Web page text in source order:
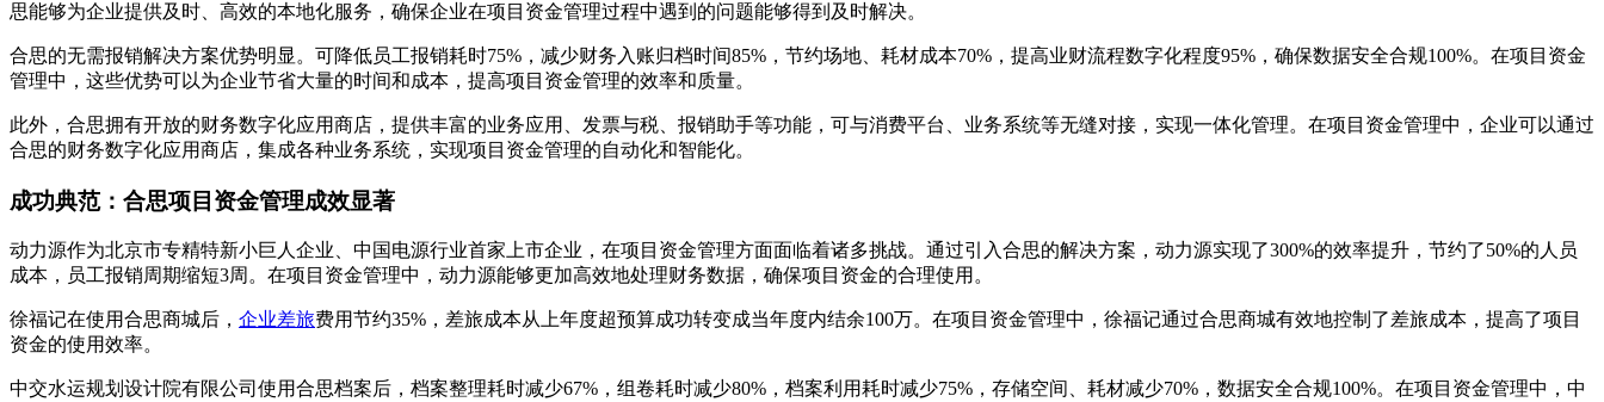
思能够为企业提供及时、高效的本地化服务，确保企业在项目资金管理过程中遇到的问题能够得到及时解决。
合思的无需报销解决方案优势明显。可降低员工报销耗时75%，减少财务入账归档时间85%，节约场地、耗材成本70%，提高业财流程数字化程度95%，确保数据安全合规100%。在项目资金
管理中，这些优势可以为企业节省大量的时间和成本，提高项目资金管理的效率和质量。
此外，合思拥有开放的财务数字化应用商店，提供丰富的业务应用、发票与税、报销助手等功能，可与消费平台、业务系统等无缝对接，实现一体化管理。在项目资金管理中，企业可以通过
合思的财务数字化应用商店，集成各种业务系统，实现项目资金管理的自动化和智能化。
成功典范：合思项目资金管理成效显著
动力源作为北京市专精特新小巨人企业、中国电源行业首家上市企业，在项目资金管理方面面临着诸多挑战。通过引入合思的解决方案，动力源实现了300%的效率提升，节约了50%的人员
成本，员工报销周期缩短3周。在项目资金管理中，动力源能够更加高效地处理财务数据，确保项目资金的合理使用。
徐福记在使用合思商城后， 企业差旅费用节约35%，差旅成本从上年度超预算成功转变成当年度内结余100万。在项目资金管理中，徐福记通过合思商城有效地控制了差旅成本，提高了项目
资金的使用效率。
中交水运规划设计院有限公司使用合思档案后，档案整理耗时减少67%，组卷耗时减少80%，档案利用耗时减少75%，存储空间、耗材减少70%，数据安全合规100%。在项目资金管理中，中